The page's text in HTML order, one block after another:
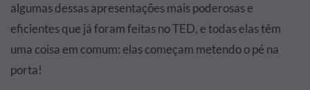
algumas dessas apresentações mais poderosas e
eficientes que já foram feitas no TED, e todas elas têm
uma coisa em comum: elas começam metendo o pé na
porta!